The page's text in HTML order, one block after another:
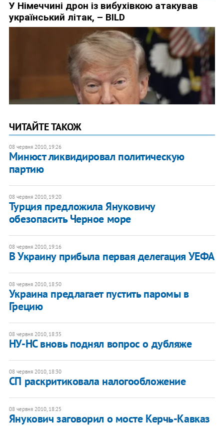
ЧИТАЙТЕ ТАКОЖ
08 червня 2010, 19:26
Минюст ликвидировал политическую
партию
08 червня 2010, 19:20
Турция предложила Януковичу
обезопасить Черное море
08 червня 2010, 19:16
В Украину прибыла первая делегация УЕФА
08 червня 2010, 18:50
Украина предлагает пустить паромы в
Грецию
08 червня 2010, 18:35
НУ-НС вновь поднял вопрос о дубляже
08 червня 2010, 18:30
СП раскритиковала налогообложение
08 червня 2010, 18:25
Янукович заговорил о мосте Керчь-Кавказ